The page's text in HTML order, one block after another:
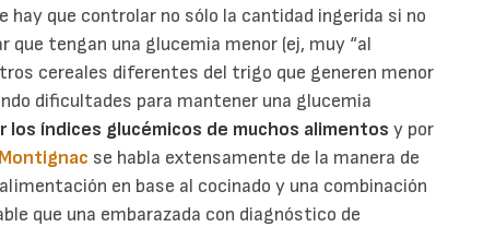
hay que controlar no sólo la cantidad ingerida si no
que tengan una glucemia menor (ej, muy “al
cereales diferentes del trigo que generen menor
dificultades para mantener una glucemia
los índices glucémicos de muchos alimentos y por
se habla extensamente de la manera de
en base al cocinado y una combinación
que una embarazada con diagnóstico de